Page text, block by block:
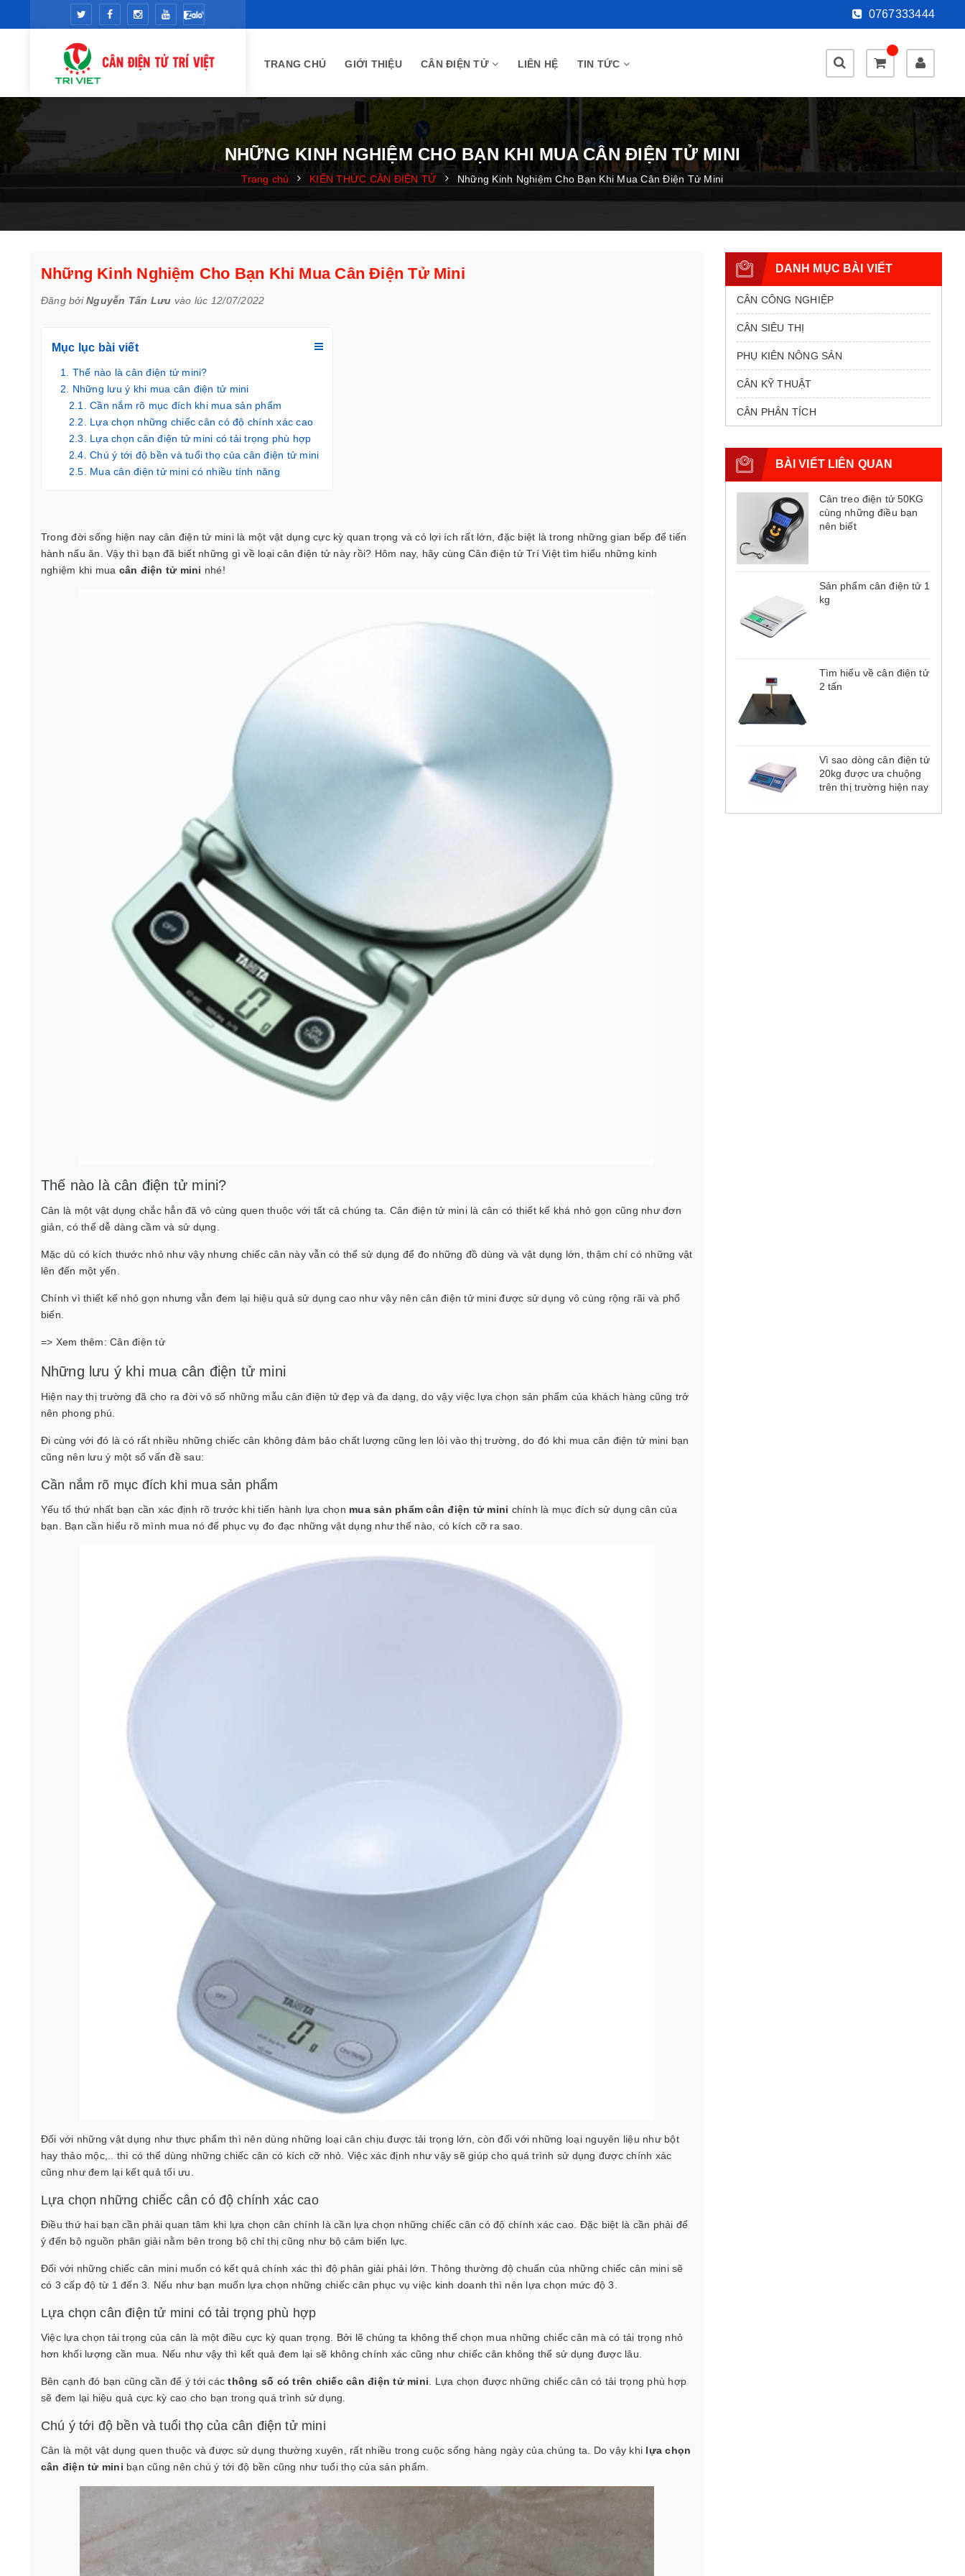
0767333444
TRANG CHỦ GIỚI THIỆU CÂN ĐIỆN TỬ LIÊN HỆ TIN TỨC
NHỮNG KINH NGHIỆM CHO BẠN KHI MUA CÂN ĐIỆN TỬ MINI
Trang chủ KIẾN THỨC CÂN ĐIỆN TỬ Những Kinh Nghiệm Cho Bạn Khi Mua Cân Điện Tử Mini
Những Kinh Nghiệm Cho Bạn Khi Mua Cân Điện Tử Mini
Đăng bởiNguyễn Tấn Lưu vào lúc 12/07/2022
Mục lục bài viết
Thế nào là cân điện tử mini?
Những lưu ý khi mua cân điện tử mini
Cần nắm rõ mục đích khi mua sản phẩm
Lựa chọn những chiếc cân có độ chính xác cao
Lựa chọn cân điện tử mini có tải trọng phù hợp
Chú ý tới độ bền và tuổi thọ của cân điện tử mini
Mua cân điện tử mini có nhiều tính năng
Trong đời sống hiện nay cân điện tử mini là một vật dụng cực kỳ quan trọng và có lợi ích rất lớn, đặc biệt là trong những gian bếp để tiến
hành nấu ăn. Vậy thì bạn đã biết những gì về loại cân điện tử này rồi? Hôm nay, hãy cùngCân điện tử Trí Việt tìm hiểu những kinh
nghiệm khi mua cân điện tử mini nhé!
Thế nào là cân điện tử mini?
Cân là một vật dụng chắc hẳn đã vô cùng quen thuộc với tất cả chúng ta. Cân điện tử mini là cân có thiết kế khá nhỏ gọn cũng như đơn
giản, có thể dễ dàng cầm và sử dụng.
Mặc dù có kích thước nhỏ như vậy nhưng chiếc cân này vẫn có thể sử dụng để đo những đồ dùng và vật dụng lớn, thậm chí có những vật
lên đến một yến.
Chính vì thiết kế nhỏ gọn nhưng vẫn đem lại hiệu quả sử dụng cao như vậy nên cân điện tử mini được sử dụng vô cùng rộng rãi và phổ
biến.
=> Xem thêm:Cân điện tử
Những lưu ý khi mua cân điện tử mini
Hiện nay thị trường đã cho ra đời vô số những mẫu cân điện tử đẹp và đa dạng, do vậy việc lựa chọn sản phẩm của khách hàng cũng trở
nên phong phú.
Đi cùng với đó là có rất nhiều những chiếc cân không đảm bảo chất lượng cũng len lỏi vào thị trường, do đó khi mua cân điện tử mini bạn
cũng nên lưu ý một số vấn đề sau:
Cần nắm rõ mục đích khi mua sản phẩm
Yếu tố thứ nhất bạn cần xác định rõ trước khi tiến hành lựa chọn mua sản phẩm cân điện tử mini chính là mục đích sử dụng cân của
bạn. Bạn cần hiểu rõ mình mua nó để phục vụ đo đạc những vật dụng như thế nào, có kích cỡ ra sao.
Đối với những vật dụng như thực phẩm thì nên dùng những loại cân chịu được tải trọng lớn, còn đối với những loại nguyên liệu như bột
hay thảo mộc,.. thì có thể dùng những chiếc cân có kích cỡ nhỏ. Việc xác định như vậy sẽ giúp cho quá trình sử dụng được chính xác
cũng như đem lại kết quả tối ưu.
Lựa chọn những chiếc cân có độ chính xác cao
Điều thứ hai bạn cần phải quan tâm khi lựa chọn cân chính là cần lựa chọn những chiếc cân có độ chính xác cao. Đặc biệt là cần phải để
ý đến bộ nguồn phân giải nằm bên trong bộ chỉ thị cũng như bộ cảm biến lực.
Đối với những chiếc cân mini muốn có kết quả chính xác thì độ phân giải phải lớn. Thông thường độ chuẩn của những chiếc cân mini sẽ
có 3 cấp độ từ 1 đến 3. Nếu như bạn muốn lựa chọn những chiếc cân phục vụ việc kinh doanh thì nên lựa chọn mức độ 3.
Lựa chọn cân điện tử mini có tải trọng phù hợp
Việc lựa chọn tải trọng của cân là một điều cực kỳ quan trọng. Bởi lẽ chúng ta không thể chọn mua những chiếc cân mà có tải trọng nhỏ
hơn khối lượng cần mua. Nếu như vậy thì kết quả đem lại sẽ không chính xác cũng như chiếc cân không thể sử dụng được lâu.
Bên cạnh đó bạn cũng cần để ý tới cácthông số có trên chiếc cân điện tử mini . Lựa chọn được những chiếc cân có tải trọng phù hợp
sẽ đem lại hiệu quả cực kỳ cao cho bạn trong quá trình sử dụng.
Chú ý tới độ bền và tuổi thọ của cân điện tử mini
Cân là một vật dụng quen thuộc và được sử dụng thường xuyên, rất nhiều trong cuộc sống hàng ngày của chúng ta. Do vậy khi lựa chọn
cân điện tử mini bạn cũng nên chú ý tới độ bền cũng như tuổi thọ của sản phẩm.
DANH MỤC BÀI VIẾT
CÂN CÔNG NGHIỆP
CÂN SIÊU THỊ
PHỤ KIÊN NÔNG SẢN
CÂN KỸ THUẬT
CÂN PHÂN TÍCH
BÀI VIẾT LIÊN QUAN
Cân treo điện tử 50KG
cùng những điều bạn
nên biết
Sản phẩm cân điện tử 1
kg
Tìm hiểu về cân điện tử
2 tấn
Vì sao dòng cân điện tử
20kg được ưa chuộng
trên thị trường hiện nay